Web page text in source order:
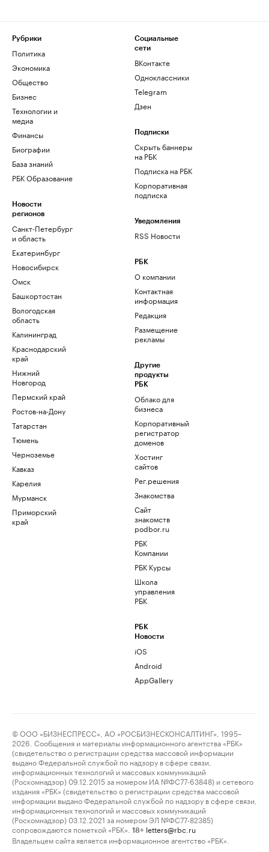
Рубрики
Политика
Экономика
Общество
Бизнес
Технологии и
медиа
Финансы
Биографии
База знаний
РБК Образование
Новости
регионов
Санкт-Петербург
и область
Екатеринбург
Новосибирск
Омск
Башкортостан
Вологодская
область
Калининград
Краснодарский
край
Нижний
Новгород
Пермский край
Ростов-на-Дону
Татарстан
Тюмень
Черноземье
Кавказ
Карелия
Мурманск
Приморский
край
Социальные
сети
ВКонтакте
Одноклассники
Telegram
Дзен
Подписки
Скрыть баннеры
на РБК
Подписка на РБК
Корпоративная
подписка
Уведомления
RSS Новости
РБК
О компании
Контактная
информация
Редакция
Размещение
рекламы
Другие
продукты
РБК
Облако для
бизнеса
Корпоративный
регистратор
доменов
Хостинг
сайтов
Рег.решения
Знакомства
Сайт
знакомств
podbor.ru
РБК
Компании
РБК Курсы
Школа
управления
РБК
РБК
Новости
iOS
Android
AppGallery
© ООО «БИЗНЕСПРЕСС», АО «РОСБИЗНЕСКОНСАЛТИНГ», 1995–
2026. Сообщения и материалы информационного агентства «РБК»
(свидетельство о регистрации средства массовой информации
выдано Федеральной службой по надзору в сфере связи,
информационных технологий и массовых коммуникаций
(Роскомнадзор) 09.12.2015 за номером ИА №ФС77-63848) и сетевого
издания «РБК» (свидетельство о регистрации средства массовой
информации выдано Федеральной службой по надзору в сфере связи,
информационных технологий и массовых коммуникаций
(Роскомнадзор) 03.12.2021 за номером ЭЛ №ФС77-82385)
сопровождаются пометкой «РБК».
18+ letters@rbc.ru
Владельцем сайта является информационное агентство «РБК».